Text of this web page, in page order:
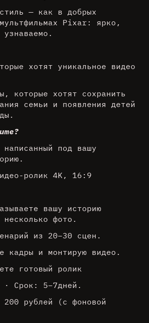
— как в добрых
Pixar: ярко,
узнаваемо.
хотят уникальное видео
которые хотят сохранить
семьи и появления детей
под вашу
ролик 4K, 16:9
вашу историю
несколько фото.
из 20–30 сцен.
кадры и монтирую видео.
готовый ролик
· Срок: 5–7дней.
200 рублей (с фоновой